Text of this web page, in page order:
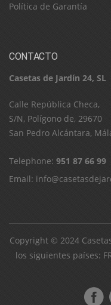
Política de Garantía
CONTACTO
Casetas de Jardín 24, SL
C​a​l​l​e​ ​R​e​p​ú​b​l​i​c​a​ ​C​h​e​c​a​,​ ​
S​/​N​,​ ​P​o​l​í​g​o​n​o​ ​d​e​,​ ​2​9​6​7​0​
​S​a​n​ ​P​e​d​r​o​ ​A​l​c​á​n​t​a​r​a​,​
Telephone: 951 87 66 99
Email:
Copyright © 2024
los siguientes países: